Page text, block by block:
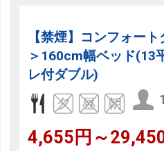
【禁煙】コンフォー
＞160cm幅ベッド(13
レ付ダブル)
4,655円～